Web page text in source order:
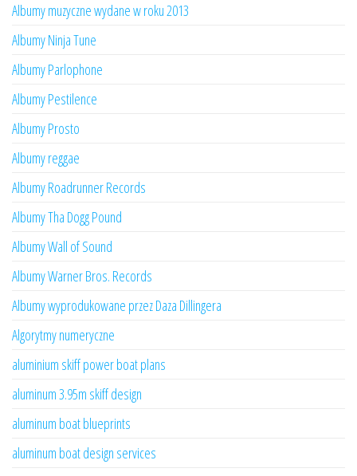
Albumy muzyczne wydane w roku 2013
Albumy Ninja Tune
Albumy Parlophone
Albumy Pestilence
Albumy Prosto
Albumy reggae
Albumy Roadrunner Records
Albumy Tha Dogg Pound
Albumy Wall of Sound
Albumy Warner Bros. Records
Albumy wyprodukowane przez Daza Dillingera
Algorytmy numeryczne
aluminium skiff power boat plans
aluminum 3.95m skiff design
aluminum boat blueprints
aluminum boat design services